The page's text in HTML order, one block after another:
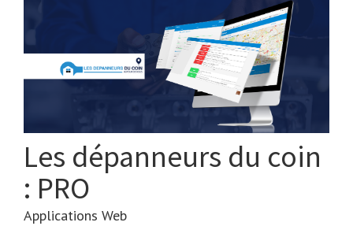
Les dépanneurs du coin
: PRO
Applications Web